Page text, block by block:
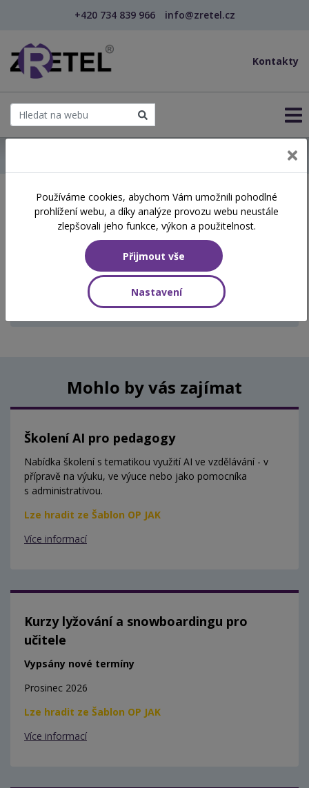
+420 734 839 966 info@zretel.cz
Kontakty
Školení začínající 10. 06.
2026
Aktuálně vypsané termíny
Aktuálně nejsou vypsány žádné termíny.
Mohlo by vás zajímat
Školení AI pro pedagogy
Nabídka školení s tematikou využití AI ve vzdělávání - v
přípravě na výuku, ve výuce nebo jako pomocníka
s administrativou.
Lze hradit ze Šablon OP JAK
Více informací
Kurzy lyžování a snowboardingu pro
učitele
Vypsány nové termíny
Prosinec 2026
Lze hradit ze Šablon OP JAK
Více informací
Používáme cookies, abychom Vám umožnili pohodlné
prohlížení webu, a díky analýze provozu webu neustále
zlepšovali jeho funkce, výkon a použitelnost.
Přijmout vše
Nastavení